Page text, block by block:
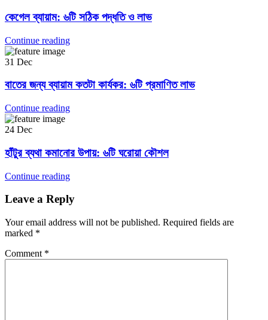
কেগেল ব্যায়াম: ৬টি সঠিক পদ্ধতি ও লাভ
Continue reading
31 Dec
বাতের জন্য ব্যায়াম কতটা কার্যকর: ৬টি প্রমাণিত লাভ
Continue reading
24 Dec
হাঁটুর ব্যথা কমানোর উপায়: ৬টি ঘরোয়া কৌশল
Continue reading
Leave a Reply
Your email address will not be published. Required fields are
marked *
Comment *